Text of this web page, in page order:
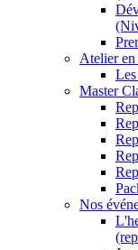
Atelier
Master
Nos